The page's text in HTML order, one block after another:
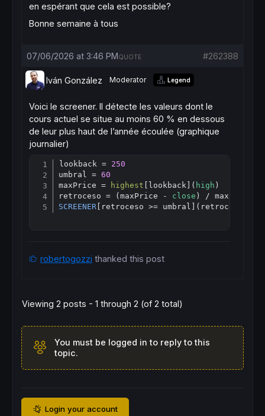
en espérant que cela est possible?
Bonne semaine à tous
07/06/2026 at 3:46 PM #262388
QUOTE
Iván González Moderator Legend
Voici le screener. Il détecte les valeurs dont le
cours actuel se situe au moins 60 % en dessous
de leur plus haut de l’année écoulée (graphique
journalier)
lookback = 250
umbral = 60
maxPrice =
highest lookback]( high )
retroceso = (maxPrice - close ) / maxPrice
SCREENER [retroceso >= umbral](retroceso
robertogozzi thanked this post
Viewing 2 posts - 1 through 2 (of 2 total)
You must be logged in to reply to this
topic.
Login your account